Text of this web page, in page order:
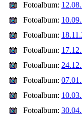
Fotoalbum:
Fotoalbum:
Fotoalbum:
Fotoalbum:
Fotoalbum:
Fotoalbum:
Fotoalbum:
Fotoalbum: